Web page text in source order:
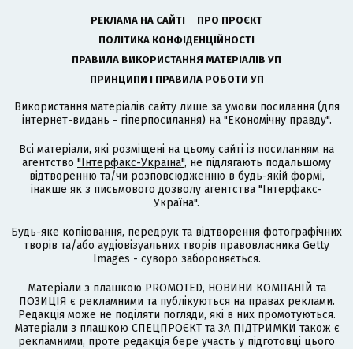
РЕКЛАМА НА САЙТІ
ПРО ПРОЄКТ
ПОЛІТИКА КОНФІДЕНЦІЙНОСТІ
ПРАВИЛА ВИКОРИСТАННЯ МАТЕРІАЛІВ УП
ПРИНЦИПИ І ПРАВИЛА РОБОТИ УП
Використання матеріалів сайту лише за умови посилання (для
інтернет-видань - гіперпосилання) на "Економічну правду".
Всі матеріали, які розміщені на цьому сайті із посиланням на
агентство "Інтерфакс-Україна", не підлягають подальшому
відтворенню та/чи розповсюдженню в будь-якій формі,
інакше як з письмового дозволу агентства "Інтерфакс-
Україна".
Будь-яке копіювання, передрук та відтворення фотографічних
творів та/або аудіовізуальних творів правовласника Getty
Images - суворо забороняється.
Матеріали з плашкою PROMOTED, НОВИНИ КОМПАНІЙ та
ПОЗИЦІЯ є рекламними та публікуються на правах реклами.
Редакція може не поділяти погляди, які в них промотуються.
Матеріали з плашкою СПЕЦПРОЄКТ та ЗА ПІДТРИМКИ також є
рекламними, проте редакція бере участь у підготовці цього